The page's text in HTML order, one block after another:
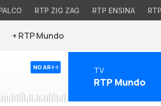
RTP ZIG ZAG RTP ENSINA
+ RTP Mundo
NO AR TV
RTP Mundo